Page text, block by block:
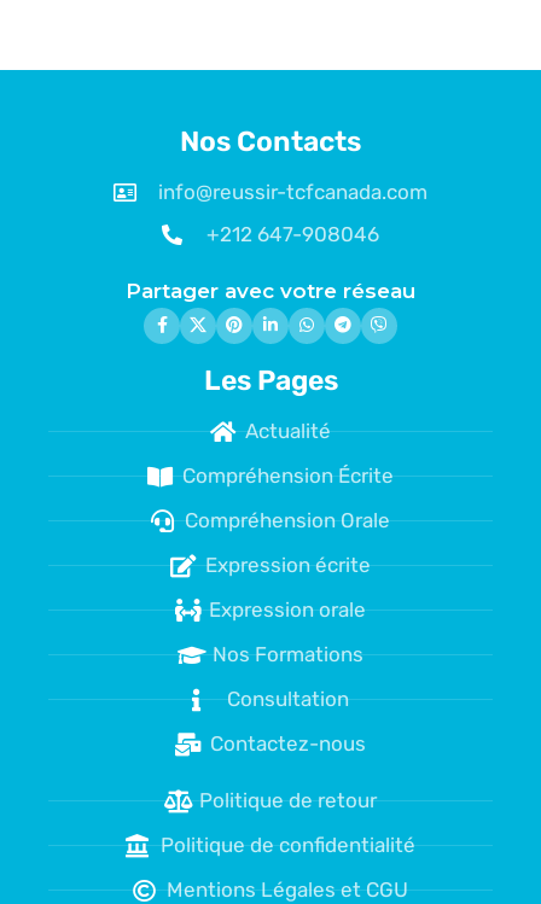
Nos Contacts
info@reussir-tcfcanada.com
+212 647-908046
Partager avec votre réseau
Les Pages
Actualité
Compréhension Écrite
Compréhension Orale
Expression écrite
Expression orale
Nos Formations
Consultation
Contactez-nous
Politique de retour
Politique de confidentialité
Mentions Légales et CGU